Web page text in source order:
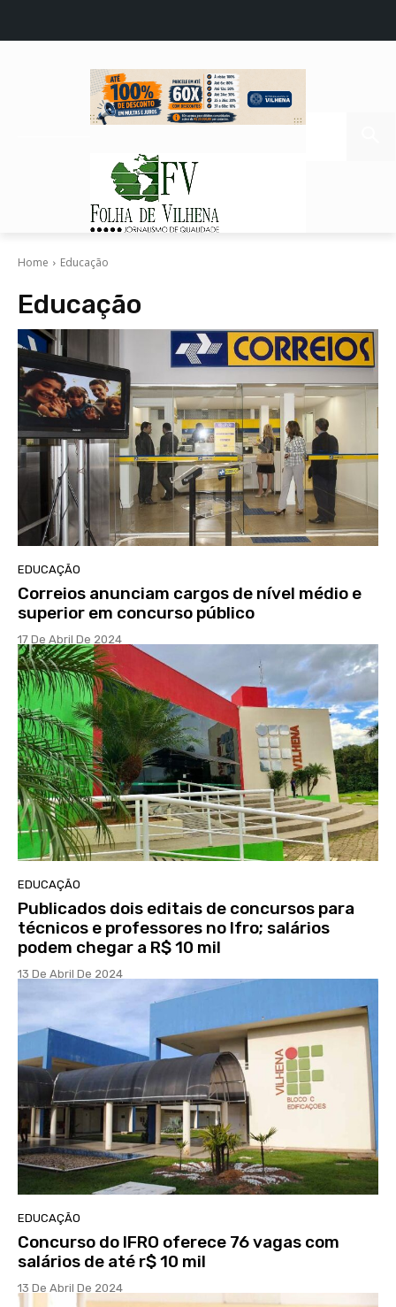
Home Educação
Educação
EDUCAÇÃO
Correios anunciam cargos de nível médio e
superior em concurso público
17 De Abril De 2024
EDUCAÇÃO
Publicados dois editais de concursos para
técnicos e professores no Ifro; salários
podem chegar a R$ 10 mil
13 De Abril De 2024
EDUCAÇÃO
Concurso do IFRO oferece 76 vagas com
salários de até r$ 10 mil
13 De Abril De 2024